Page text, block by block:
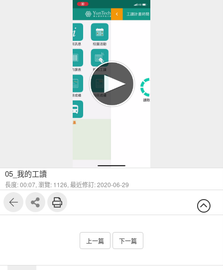
05_我的工讀
長度: 00:07, 瀏覽: 1126, 最近修訂: 2020-06-29
上一篇 下一篇